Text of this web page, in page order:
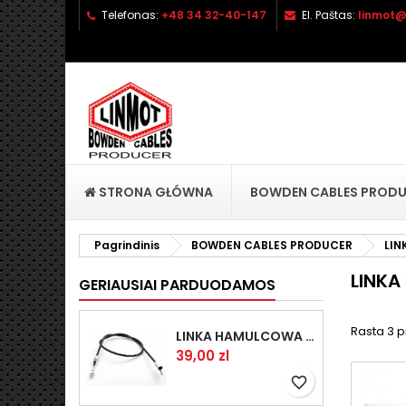
Telefonas: +48 34 32-40-147 El. Paštas:
STRONA GŁÓWNA BOWDEN CABLES
Pagrindinis BOWDEN CABLES PRODUCER
GERIAUSIAI PARDUODAMOS
LINKA HAMULCOWA PRZYCZEPY KNOTT 1440/1230 33921-1.14
Kaina
39,00 zl
favorite_border
LINKA
Rasta 3